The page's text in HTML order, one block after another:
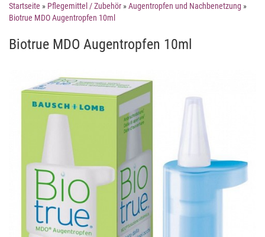
Startseite » Pflegemittel / Zubehör »Augentropfen und Nachbenetzung »
Biotrue MDO Augentropfen 10ml
Biotrue MDO Augentropfen 10ml